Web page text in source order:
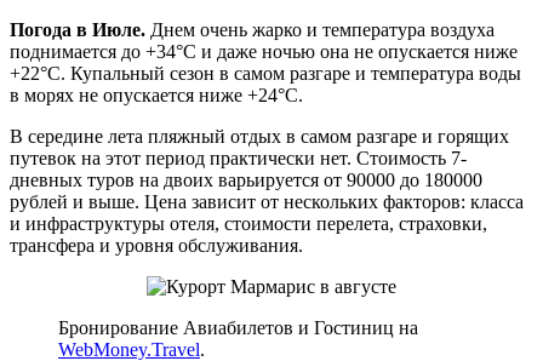
Погода в Июле. Днем очень жарко и температура воздуха
поднимается до +34°C и даже ночью она не опускается ниже
+22°C. Купальный сезон в самом разгаре и температура воды
в морях не опускается ниже +24°C.
В середине лета пляжный отдых в самом разгаре и горящих
путевок на этот период практически нет. Стоимость 7-
дневных туров на двоих варьируется от 90000 до 180000
рублей и выше. Цена зависит от нескольких факторов: класса
и инфраструктуры отеля, стоимости перелета, страховки,
трансфера и уровня обслуживания.
Бронирование Авиабилетов и Гостиниц на
WebMoney.Travel.